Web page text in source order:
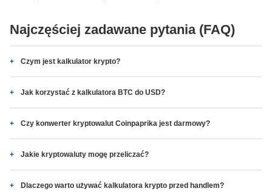
Najczęściej zadawane pytania (FAQ)
Czym jest kalkulator krypto?
Jak korzystać z kalkulatora BTC do USD?
Czy konwerter kryptowalut Coinpaprika jest darmowy?
Jakie kryptowaluty mogę przeliczać?
Dlaczego warto używać kalkulatora krypto przed handlem?